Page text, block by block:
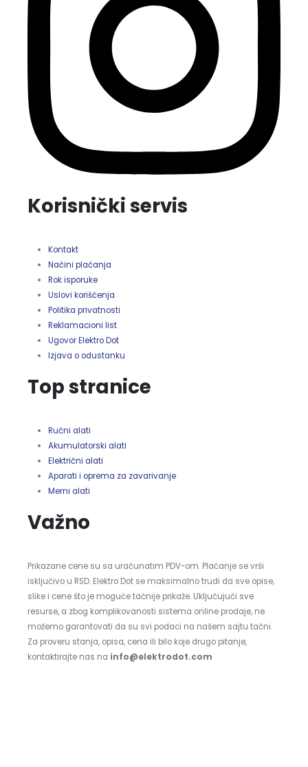
Korisnički servis
Kontakt
Načini plaćanja
Rok isporuke
Uslovi korišćenja
Politika privatnosti
Reklamacioni list
Ugovor Elektro Dot
Izjava o odustanku
Top stranice
Ručni alati
Akumulatorski alati
Električni alati
Aparati i oprema za zavarivanje
Merni alati
Važno
Prikazane cene su sa uračunatim PDV-om. Plaćanje se vrši
isključivo u RSD. Elektro Dot se maksimalno trudi da sve opise,
slike i cene što je moguće tačnije prikaže. Uključujući sve
resurse, a zbog komplikovanosti sistema online prodaje, ne
možemo garantovati da su svi podaci na našem sajtu tačni.
Za proveru stanja, opisa, cena ili bilo koje drugo pitanje,
kontaktirajte nas na info@elektrodot.com